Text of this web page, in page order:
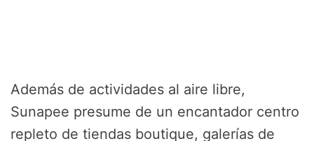
Además de actividades al aire libre,
Sunapee presume de un encantador centro
repleto de tiendas boutique, galerías de